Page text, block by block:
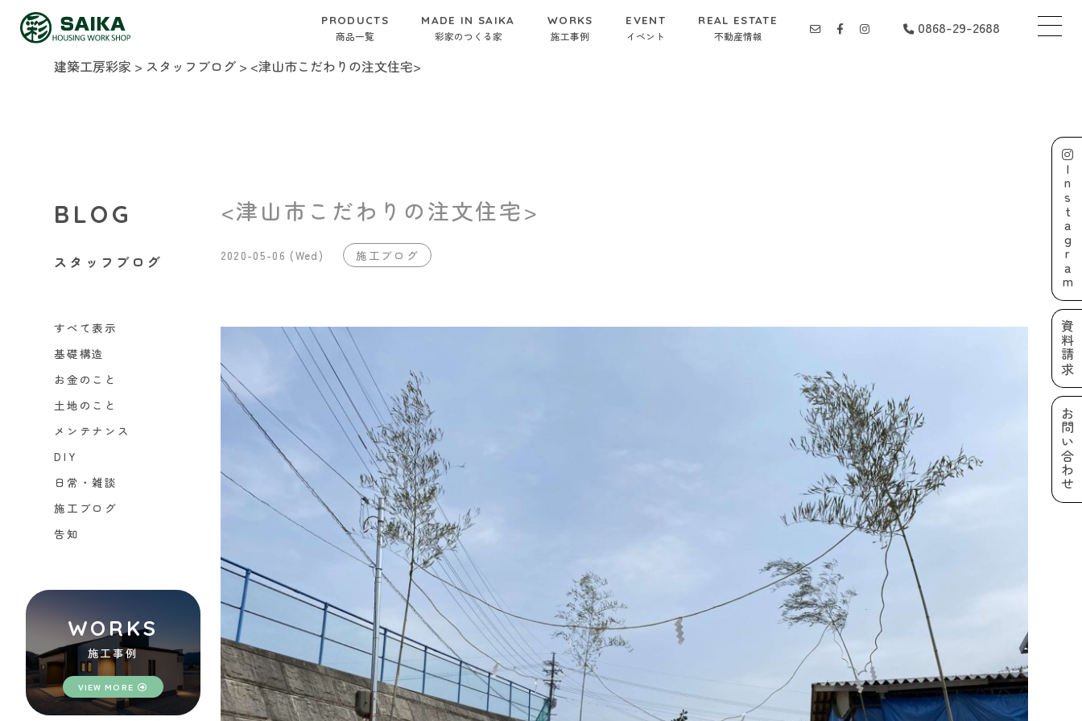
PRODUCTS
商品一覧
MADE IN SAIKA
彩家のつくる家
WORKS
施工事例
EVENT
イベント
REAL ESTATE
不動産情報
0868-29-2688
建築工房彩家 > スタッフブログ > <津山市こだわりの注文住宅>
BLOG
スタッフブログ
すべて表示
基礎構造
お金のこと
土地のこと
メンテナンス
DIY
日常・雑談
施工ブログ
告知
WORKS
施工事例
VIEW MORE
<津山市こだわりの注文住宅>
2020-05-06 (Wed) 施工ブログ Instagram
資料請求
お問い合わせ